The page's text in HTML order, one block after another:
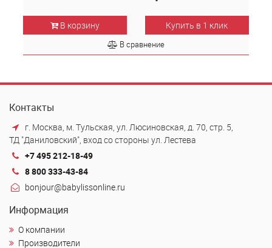
В корзину Купить в 1 клик
В сравнение
Контакты
г. Москва, м. Тульская, ул. Люсиновская, д. 70, стр. 5,
ТД "Даниловский", вход со стороны ул. Лестева
+7 495 212-18-49
8 800 333-43-84
bonjour@babylissonline.ru
Информация
О компании
Производители